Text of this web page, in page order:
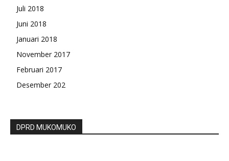
Juli 2018
Juni 2018
Januari 2018
November 2017
Februari 2017
Desember 202
DPRD MUKOMUKO